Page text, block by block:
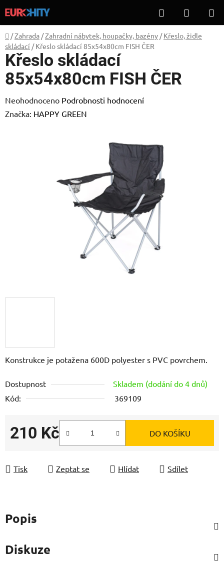
na
obsah
Hledat
KOŠÍK
Domů
/Zahrada /Zahradní nábytek, houpačky, bazény / Křeslo, židle
skládací / Křeslo skládací 85x54x80cm FISH ČER
Konstrukce je potažena 600D polyester s PVC povrchem.
Dostupnost
Skladem (dodání do 4 dnů)
Kód:
369109
210 Kč DO KOŠÍKU
Tisk Zeptat se Hlídat Sdílet
Křeslo skládací
85x54x80cm FISH ČER
Průměrné
hodnocení
Neohodnoceno Podrobnosti hodnocení
Značka: HAPPY GREEN
Popis
Diskuze